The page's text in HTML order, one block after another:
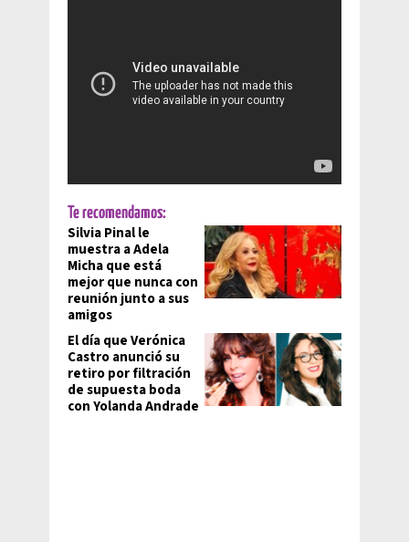
Te recomendamos:
Silvia Pinal le
muestra a Adela
Micha que está
mejor que nunca con
reunión junto a sus
amigos
El día que Verónica
Castro anunció su
retiro por filtración
de supuesta boda
con Yolanda Andrade